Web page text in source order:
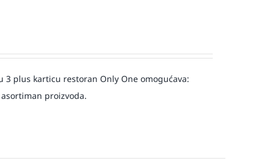
3 plus karticu restoran Only One omogućava:
proizvoda.